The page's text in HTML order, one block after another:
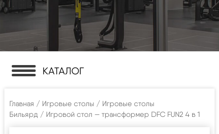
КАТАЛОГ
Главная / Игровые столы / Игровые столы
Бильярд / Игровой стол — трансформер DFC FUN2 4 в 1